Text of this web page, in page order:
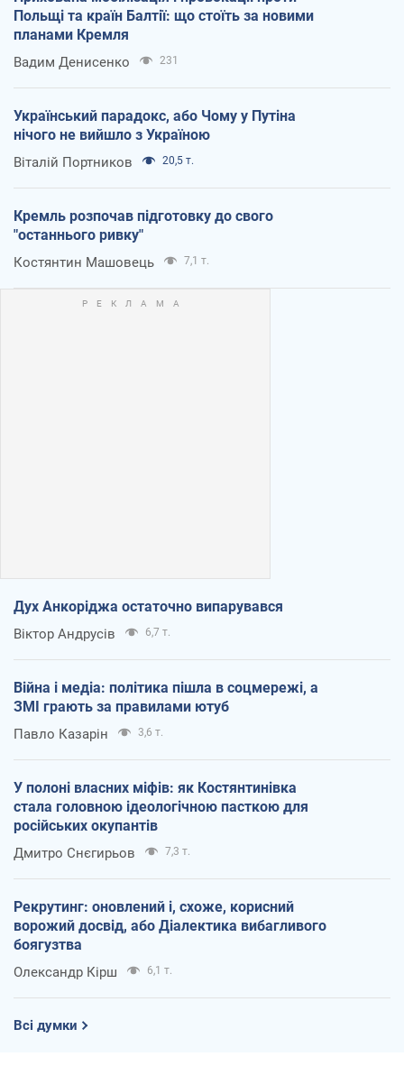
Польщі та країн Балтії: що стоїть за новими
планами Кремля
Вадим Денисенко 231
Український парадокс, або Чому у Путіна
нічого не вийшло з Україною
Віталій Портников 20,5 т.
Кремль розпочав підготовку до свого
"останнього ривку"
Костянтин Машовець 7,1 т.
Дух Анкоріджа остаточно випарувався
Віктор Андрусів 6,7 т.
Війна і медіа: політика пішла в соцмережі, а
ЗМІ грають за правилами ютуб
Павло Казарін 3,6 т.
У полоні власних міфів: як Костянтинівка
стала головною ідеологічною пасткою для
російських окупантів
Дмитро Снєгирьов 7,3 т.
Рекрутинг: оновлений і, схоже, корисний
ворожий досвід, або Діалектика вибагливого
боягузтва
Олександр Кірш 6,1 т.
Всі думки